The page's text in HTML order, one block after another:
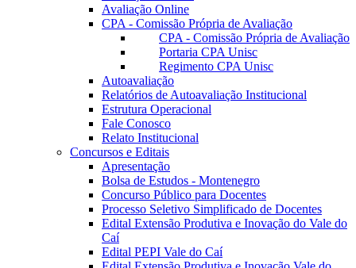
Avaliação Online
CPA - Comissão Própria de Avaliação
CPA - Comissão Própria de Avaliação
Portaria CPA Unisc
Regimento CPA Unisc
Autoavaliação
Relatórios de Autoavaliação Institucional
Estrutura Operacional
Fale Conosco
Relato Institucional
Concursos e Editais
Apresentação
Bolsa de Estudos - Montenegro
Concurso Público para Docentes
Processo Seletivo Simplificado de Docentes
Edital Extensão Produtiva e Inovação do Vale do
Caí
Edital PEPI Vale do Caí